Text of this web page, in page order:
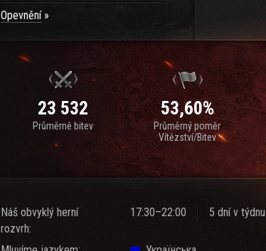
Opevnění
23 532
Průměrně bitev
53,60%
Průměrný poměr
Vítězství/Bitev
Náš obvyklý herní
rozvrh:
17:30–22:00 5 dní v týdnu